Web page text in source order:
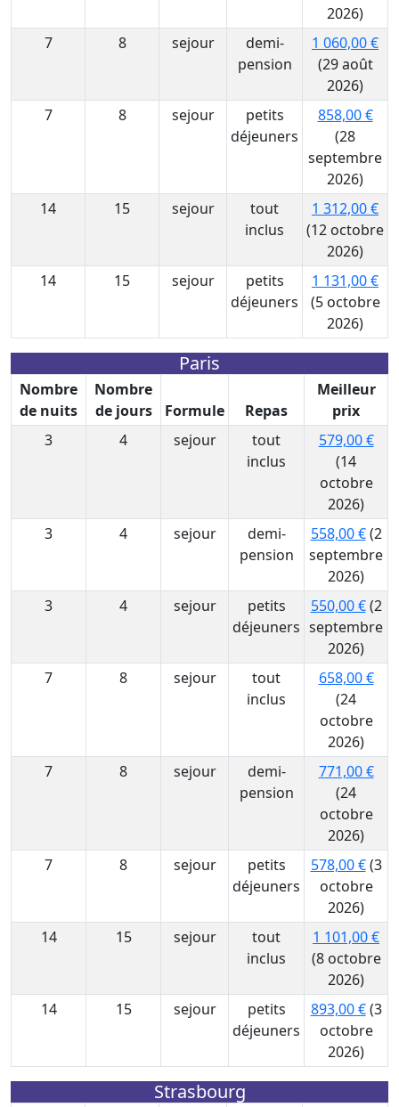
2026)
7
8 sejour
demi-
pension
1 060,00 €
(29 août
2026)
7
8 sejour
petits
déjeuners
858,00 €
(28
septembre
2026)
14
15 sejour
tout
inclus
1 312,00 €
(12 octobre
2026)
14
15 sejour
petits
déjeuners
1 131,00 €
(5 octobre
2026)
Paris
Nombre
de nuits
Nombre
de jours
Formule Repas
Meilleur
prix
3
4 sejour
tout
inclus
579,00 €
(14
octobre
2026)
3
4 sejour
demi-
pension
558,00 €(2
septembre
2026)
3
4 sejour
petits
déjeuners
550,00 €(2
septembre
2026)
7
8 sejour
tout
inclus
658,00 €
(24
octobre
2026)
7
8 sejour
demi-
pension
771,00 €
(24
octobre
2026)
7
8 sejour
petits
déjeuners
578,00 €(3
octobre
2026)
14
15 sejour
tout
inclus
1 101,00 €
(8 octobre
2026)
14
15 sejour
petits
déjeuners
893,00 €(3
octobre
2026)
Strasbourg